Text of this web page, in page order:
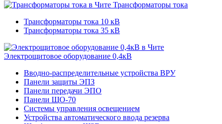
Трансформаторы тока
Трансформаторы тока 10 кВ
Трансформаторы тока 35 кВ
Электрощитовое оборудование 0,4кВ
Вводно-распределительные устройства ВРУ
Панели защиты ЭПЗ
Панели передачи ЭПО
Панели ЩО-70
Системы управления освещением
Устройства автоматического ввода резерва